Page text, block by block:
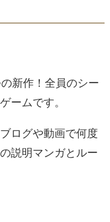
新作！全員のシー
ームです。
ログや動画で何度
説明マンガとルー